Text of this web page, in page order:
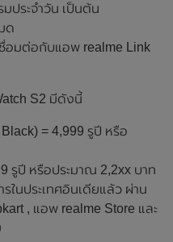
ประจำวัน เป็นต้น
ด
ชื่อมต่อกับแอพ realme Link
S2 มีดังนี้
= 4,999 รูปี หรือ
รูปี หรือประมาณ 2,2xx บาท
ในประเทศอินเดียแล้ว ผ่าน
, แอพ realme Store และ